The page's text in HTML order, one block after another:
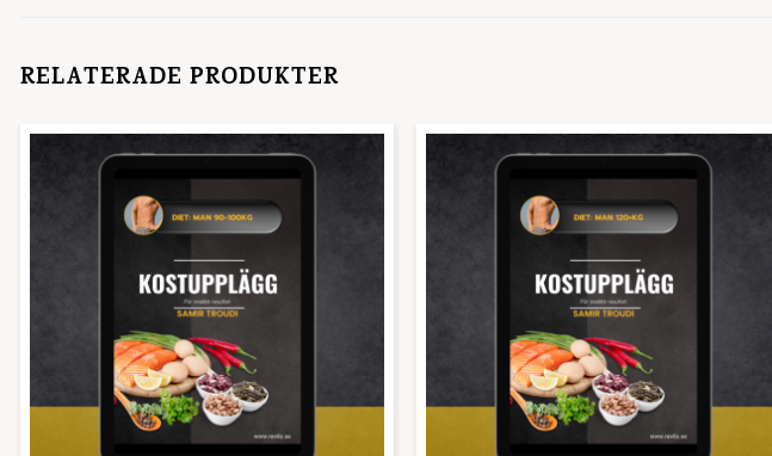
RELATERADE PRODUKTER